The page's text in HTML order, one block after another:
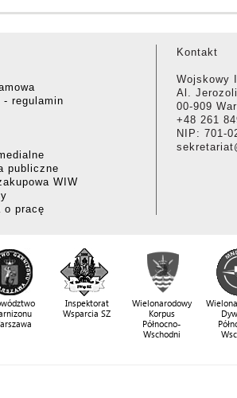
- regulamin
publiczne
WIW
o pracę
Kontakt
Wojskowy
Al.
00-909
+48 261
NIP: 701-
Inspektorat
Wsparcia SZ
Wielonarodowy
Korpus
Północno-
Wschodni